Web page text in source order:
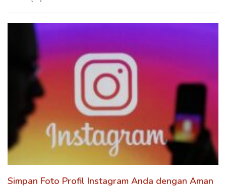
Simpan Foto Profil Instagram Anda dengan Aman